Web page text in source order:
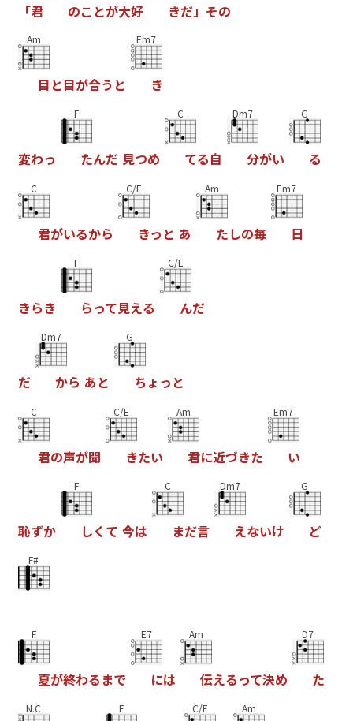
「君 のこ とが大好 きだ」 その
Am
目 と目が合う と
Em7
き
変わっ
F
たんだ 見つめ
C
てる自
Dm7
分がい
G
る
C
君がいるから
C/E
きっ と あ
Am
たしの毎
Em7
日
きらき
F
らって見える
C/E
んだ
だ
Dm7
から あ と
G
ちょ っ と
C
君の声が聞
C/E
きたい
Am
君に近づきた
Em7
い
恥ずか
F
しく て 今は
C
まだ言
Dm7
えないけ
G
ど
F#
F
夏が終わる まで
E7
には
Am
伝えるって決め
D7
た
N.C F C/E Am